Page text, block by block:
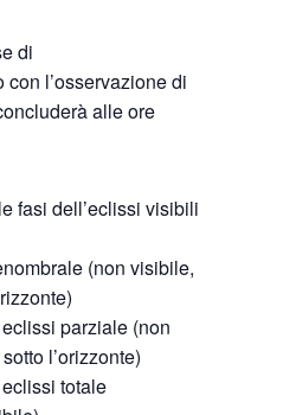
di
l’osservazione di
alle ore
fasi dell’eclissi visibili
(non visibile,
parziale (non
l’orizzonte)
totale